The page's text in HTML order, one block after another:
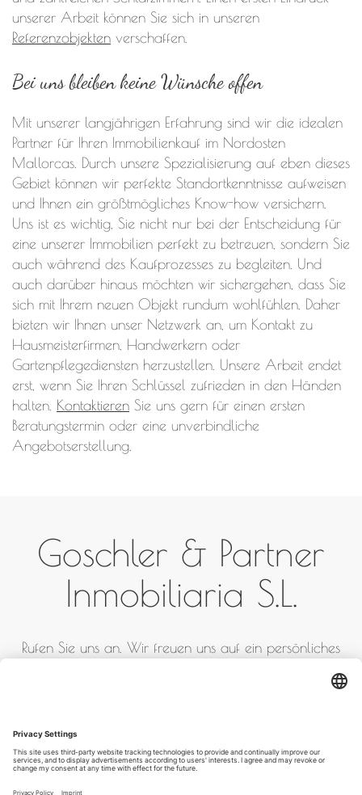
unserer Arbeit können Sie sich in unseren
Referenzobjekten verschaffen.
Bei uns bleiben keine Wünsche offen
Mit unserer langjährigen Erfahrung sind wir die idealen
Partner für Ihren Immobilienkauf im Nordosten
Mallorcas. Durch unsere Spezialisierung auf eben dieses
Gebiet können wir perfekte Standortkenntnisse aufweisen
und Ihnen ein größtmögliches Know-how versichern.
Uns ist es wichtig, Sie nicht nur bei der Entscheidung für
eine unserer Immobilien perfekt zu betreuen, sondern Sie
auch während des Kaufprozesses zu begleiten. Und
auch darüber hinaus möchten wir sichergehen, dass Sie
sich mit Ihrem neuen Objekt rundum wohlfühlen. Daher
bieten wir Ihnen unser Netzwerk an, um Kontakt zu
Hausmeisterfirmen, Handwerkern oder
Gartenpflegediensten herzustellen. Unsere Arbeit endet
erst, wenn Sie Ihren Schlüssel zufrieden in den Händen
halten. Kontaktieren Sie uns gern für einen ersten
Beratungstermin oder eine unverbindliche
Angebotserstellung.
Goschler & Partner
Inmobiliaria S.L.
Rufen Sie uns an. Wir freuen uns auf ein persönliches